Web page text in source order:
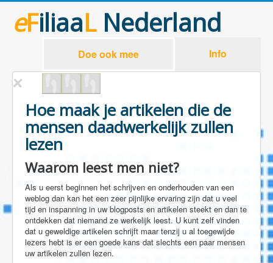
eFiliaaLNederland
Doe ook mee Info
Hoe maak je artikelen die de
mensen daadwerkelijk zullen
lezen
Waarom leest men niet?
Als u eerst beginnen het schrijven en onderhouden van een
weblog dan kan het een zeer pijnlijke ervaring zijn dat u veel
tijd en inspanning in uw blogposts en artikelen steekt en dan te
ontdekken dat niemand ze werkelijk leest. U kunt zelf vinden
dat u geweldige artikelen schrijft maar tenzij u al toegewijde
lezers hebt is er een goede kans dat slechts een paar mensen
uw artikelen zullen lezen.